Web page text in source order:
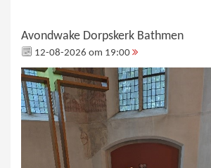
Avondwake Dorpskerk Bathmen
12-08-2026 om 19:00